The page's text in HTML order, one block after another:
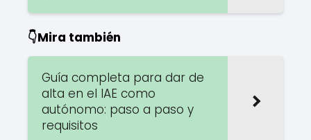
👇Mira también
Guía completa para dar de
alta en el IAE como
autónomo: paso a paso y
requisitos